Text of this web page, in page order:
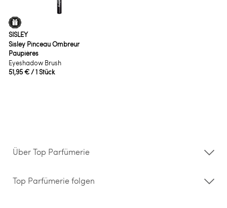
SISLEY
Sisley Pinceau Ombreur
Paupières
Eyeshadow Brush
51,95 €/ 1 Stück
Über Top Parfümerie
Storefinder
Kontakt
Top Parfümerie folgen